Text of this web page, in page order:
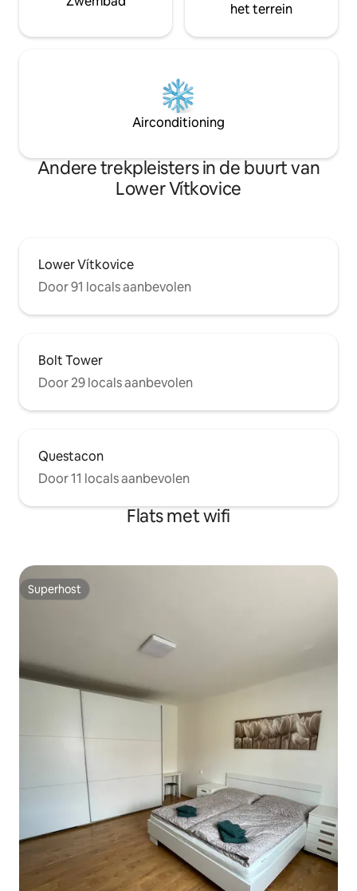
het terrein
Airconditioning
Andere trekpleisters in de buurt van
Lower Vítkovice
Lower Vítkovice
Door 91 locals aanbevolen
Bolt Tower
Door 29 locals aanbevolen
Questacon
Door 11 locals aanbevolen
Flats met wifi
Superhost
Superhost